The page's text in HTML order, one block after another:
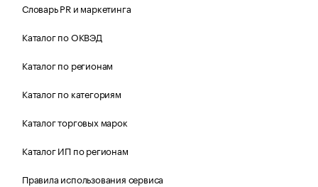
Словарь PR и маркетинга
Каталог по ОКВЭД
Каталог по регионам
Каталог по категориям
Каталог торговых марок
Каталог ИП по регионам
Правила использования сервиса